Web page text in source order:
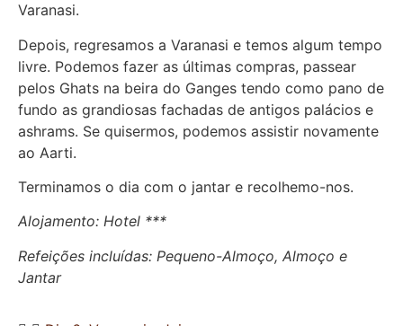
Varanasi.
Depois, regresamos a Varanasi e temos algum tempo
livre. Podemos fazer as últimas compras, passear
pelos Ghats na beira do Ganges tendo como pano de
fundo as grandiosas fachadas de antigos palácios e
ashrams. Se quisermos, podemos assistir novamente
ao Aarti.
Terminamos o dia com o jantar e recolhemo-nos.
Alojamento: Hotel ***
Refeições incluídas: Pequeno-Almoço, Almoço e
Jantar